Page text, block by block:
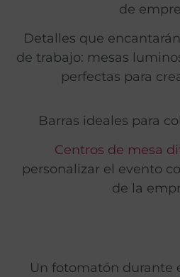
de
Detalles que
de trabajo: mesas
perfectas para
Barras ideales para
Centros de mesa
personalizar el evento
de la
Un fotomatón durante